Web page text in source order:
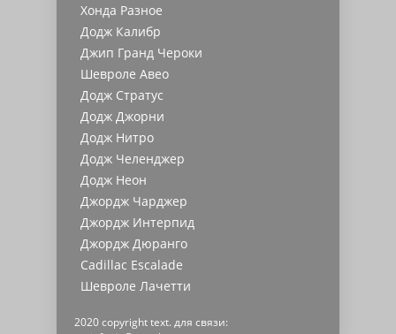
Хонда Разное
Додж Калибр
Джип Гранд Чероки
Шевроле Авео
Додж Стратус
Додж Джорни
Додж Нитро
Додж Челенджер
Додж Неон
Джордж Чарджер
Джордж Интерпид
Джордж Дюранго
Cadillac Escalade
Шевроле Лачетти
2020 copyright text. для связи: